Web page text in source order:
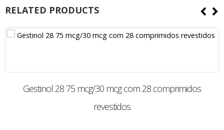
RELATED PRODUCTS
Gestinol 28 75 mcg/30 mcg com 28 comprimidos
revestidos